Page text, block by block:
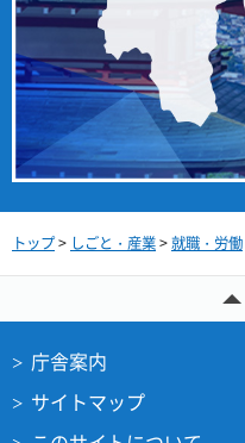
トップ> しごと・産業>就職・労働
庁舎案内
サイトマップ